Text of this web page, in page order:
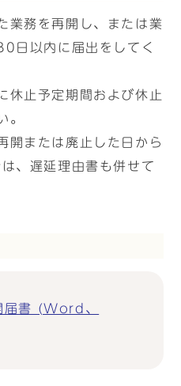
業務を再開し、または業
日以内に届出をしてく
休止予定期間および休止
。
開または廃止した日から
、遅延理由書も併せて
届書 (Word、